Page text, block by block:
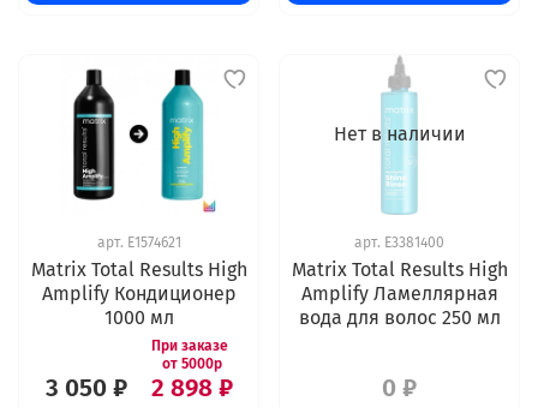
арт. E1574621
Matrix Total Results High
Amplify Кондиционер
1000 мл
3 050 ₽ 2 898 ₽
Нет в наличии
арт. E3381400
Matrix Total Results High
Amplify Ламеллярная
вода для волос 250 мл
0 ₽